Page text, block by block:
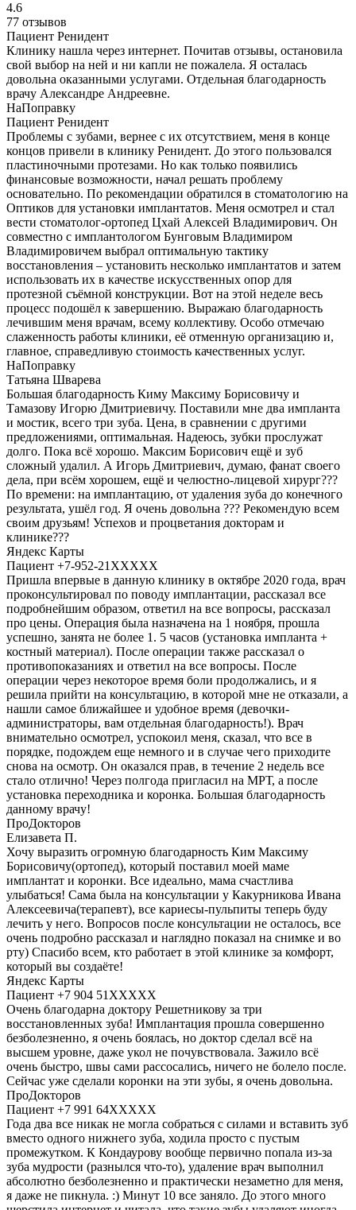
4.6
77 отзывов
Пациент Ренидент
Клинику нашла через интернет. Почитав отзывы, остановила
свой выбор на ней и ни капли не пожалела. Я осталась
довольна оказанными услугами. Отдельная благодарность
врачу Александре Андреевне.
НаПоправку
Пациент Ренидент
Проблемы с зубами, вернее с их отсутствием, меня в конце
концов привели в клинику Ренидент. До этого пользовался
пластиночными протезами. Но как только появились
финансовые возможности, начал решать проблему
основательно. По рекомендации обратился в стоматологию на
Оптиков для установки имплантатов. Меня осмотрел и стал
вести стоматолог-ортопед Цхай Алексей Владимирович. Он
совместно с имплантологом Бунговым Владимиром
Владимировичем выбрал оптимальную тактику
восстановления – установить несколько имплантатов и затем
использовать их в качестве искусственных опор для
протезной съёмной конструкции. Вот на этой неделе весь
процесс подошёл к завершению. Выражаю благодарность
лечившим меня врачам, всему коллективу. Особо отмечаю
слаженность работы клиники, её отменную организацию и,
главное, справедливую стоимость качественных услуг.
НаПоправку
Татьяна Шварева
Большая благодарность Киму Максиму Борисовичу и
Тамазову Игорю Дмитриевичу. Поставили мне два импланта
и мостик, всего три зуба. Цена, в сравнении с другими
предложениями, оптимальная. Надеюсь, зубки прослужат
долго. Пока всё хорошо. Максим Борисович ещё и зуб
сложный удалил. А Игорь Дмитриевич, думаю, фанат своего
дела, при всём хорошем, ещё и челюстно-лицевой хирург???
По времени: на имплантацию, от удаления зуба до конечного
результата, ушёл год. Я очень довольна ??? Рекомендую всем
своим друзьям! Успехов и процветания докторам и
клинике???
Яндекс Карты
Пациент +7-952-21XXXXX
Пришла впервые в данную клинику в октябре 2020 года, врач
проконсультировал по поводу имплантации, рассказал все
подробнейшим образом, ответил на все вопросы, рассказал
про цены. Операция была назначена на 1 ноября, прошла
успешно, занята не более 1. 5 часов (установка импланта +
костный материал). После операции также рассказал о
противопоказаниях и ответил на все вопросы. После
операции через некоторое время боли продолжались, и я
решила прийти на консультацию, в которой мне не отказали, а
нашли самое ближайшее и удобное время (девочки-
администраторы, вам отдельная благодарность!). Врач
внимательно осмотрел, успокоил меня, сказал, что все в
порядке, подождем еще немного и в случае чего приходите
снова на осмотр. Он оказался прав, в течение 2 недель все
стало отлично! Через полгода пригласил на МРТ, а после
установка переходника и коронка. Большая благодарность
данному врачу!
ПроДокторов
Елизавета П.
Хочу выразить огромную благодарность Ким Максиму
Борисовичу(ортопед), который поставил моей маме
имплантат и коронки. Все идеально, мама счастлива
улыбаться! Сама была на консультации у Какурникова Ивана
Алексеевича(терапевт), все кариесы-пульпиты теперь буду
лечить у него. Вопросов после консультации не осталось, все
очень подробно рассказал и наглядно показал на снимке и во
рту) Спасибо всем, кто работает в этой клинике за комфорт,
который вы создаёте!
Яндекс Карты
Пациент +7 904 51XXXXX
Очень благодарна доктору Решетникову за три
восстановленных зуба! Имплантация прошла совершенно
безболезненно, я очень боялась, но доктор сделал всё на
высшем уровне, даже укол не почувствовала. Зажило всё
очень быстро, швы сами рассосались, ничего не болело после.
Сейчас уже сделали коронки на эти зубы, я очень довольна.
ПроДокторов
Пациент +7 991 64XXXXX
Года два все никак не могла собраться с силами и вставить зуб
вместо одного нижнего зуба, ходила просто с пустым
промежутком. К Кондаурову вообще первично попала из-за
зуба мудрости (разнылся что-то), удаление врач выполнил
абсолютно безболезненно и практически незаметно для меня,
я даже не пикнула. :) Минут 10 все заняло. До этого много